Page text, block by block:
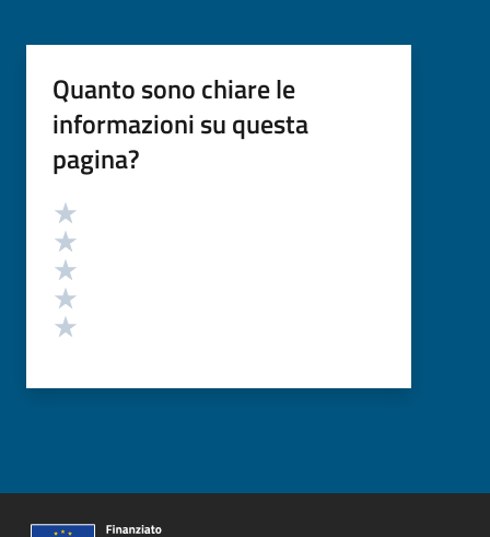
Quanto sono chiare le
informazioni su questa
pagina?
Valutazione